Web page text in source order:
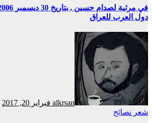
دول العرب للعراق
alkrsan فبراير 20, 2017
شعر نصائح